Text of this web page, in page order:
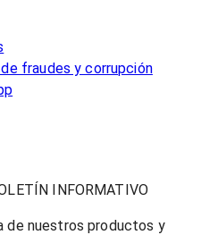
fraudes y corrupción
INFORMATIVO
de nuestros productos y